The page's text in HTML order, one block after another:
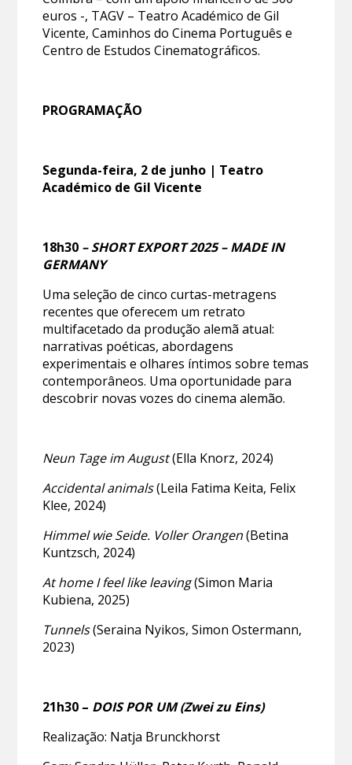
euros -, TAGV – Teatro Académico de Gil
Vicente, Caminhos do Cinema Português e
Centro de Estudos Cinematográficos.
PROGRAMAÇÃO
Segunda-feira, 2 de junho | Teatro
Académico de Gil Vicente
18h30 – SHORT EXPORT 2025 – MADE IN
GERMANY
Uma seleção de cinco curtas-metragens
recentes que oferecem um retrato
multifacetado da produção alemã atual:
narrativas poéticas, abordagens
experimentais e olhares íntimos sobre temas
contemporâneos. Uma oportunidade para
descobrir novas vozes do cinema alemão.
Neun Tage im August(Ella Knorz, 2024)
Accidental animals(Leila Fatima Keita, Felix
Klee, 2024)
Himmel wie Seide. Voller Orangen(Betina
Kuntzsch, 2024)
At home I feel like leaving(Simon Maria
Kubiena, 2025)
Tunnels(Seraina Nyikos, Simon Ostermann,
2023)
21h30 – DOIS POR UM (Zwei zu Eins)
Realização: Natja Brunckhorst